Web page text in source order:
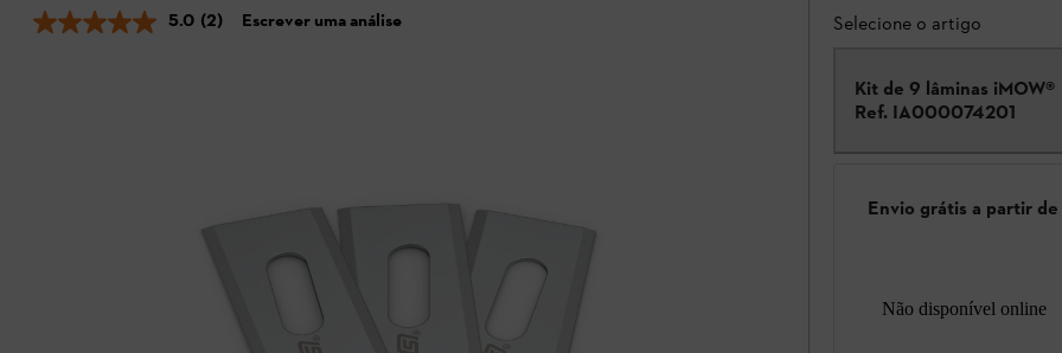
5.0 (2) Escrever uma análise Selecione o artigo
Kit de 9 lâminas iMOW®
Ref. IA000074201
Envio grátis a partir
Não disponível online